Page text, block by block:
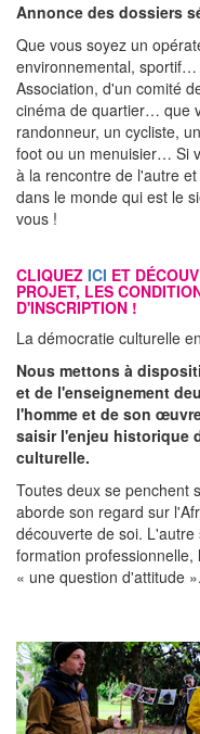
Annonce des dossiers
Que vous soyez un
environnemental,
Association, d'un comité
cinéma de quartier… que
randonneur, un cycliste,
foot ou un menuisier… Si
à la rencontre de l'autre
dans le monde qui est le
vous !
CLIQUEZ ICI ET
PROJET, LES
D'INSCRIPTION !
La démocratie culturelle
Nous mettons à
et de l'enseignement
l'homme et de son
saisir l'enjeu historique
culturelle.
Toutes deux se penchent
aborde son regard sur
découverte de soi.
formation
« une question d'attitude ».